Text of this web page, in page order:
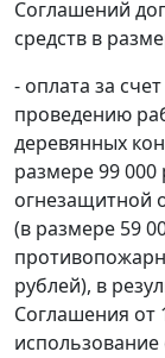
Соглашений
средств в
- оплата за
проведению
деревянных
размере 99 000
огнезащитной
(в размере 59
рублей), в
Соглашения от
использование